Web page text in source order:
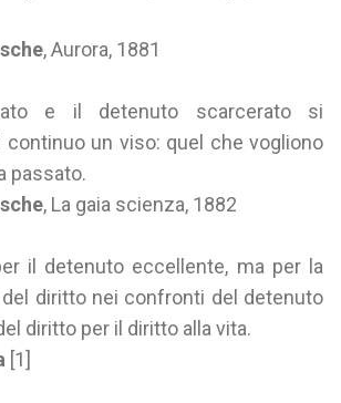
, Aurora, 1881
e il detenuto scarcerato si
continuo un viso: quel che vogliono
passato.
, La gaia scienza, 1882
il detenuto eccellente, ma per la
diritto nei confronti del detenuto
diritto per il diritto alla vita.
[1]